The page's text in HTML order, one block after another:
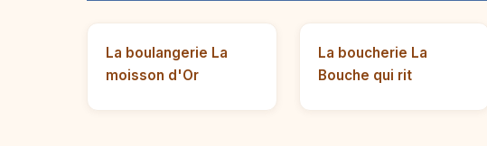
La boulangerie La
moisson d'Or
La boucherie La
Bouche qui rit